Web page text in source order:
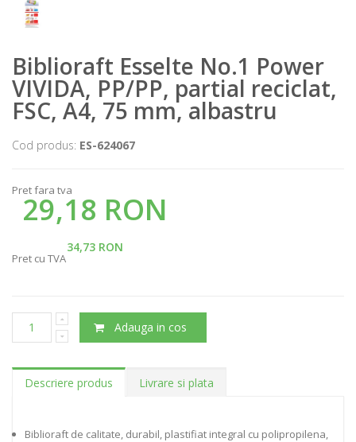
Biblioraft Esselte No.1 Power
VIVIDA, PP/PP, partial reciclat,
FSC, A4, 75 mm, albastru
Cod produs: ES-624067
Pret fara tva
29,18 RON
34,73 RON
Pret cu TVA
Adauga in cos
Descriere produs Livrare si plata
Biblioraft de calitate, durabil, plastifiat integral cu polipropilena,